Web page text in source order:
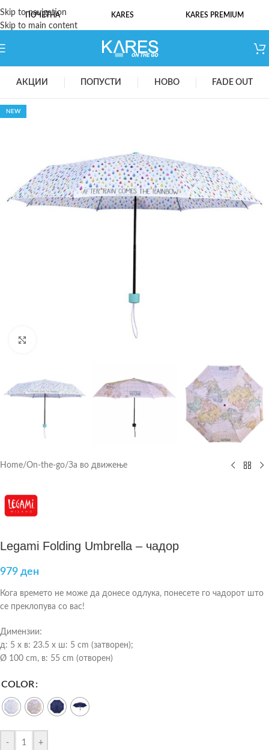
Skip to navigation
Skip to main content
ПОЧЕТНА KARES KARES PREMIUM
АКЦИИ ПОПУСТИ НОВО FADE OUT
NEW
Home/On-the-go/За во движење
Legami Folding Umbrella – чадор
979 ден
Кога времето не може да донесе одлука, понесете го чадорот што
се преклопува со вас!
Димензии:
д: 5 x в: 23.5 x ш: 5 cm (затворен);
Ø 100 cm, в: 55 cm (отворен)
COLOR
- +